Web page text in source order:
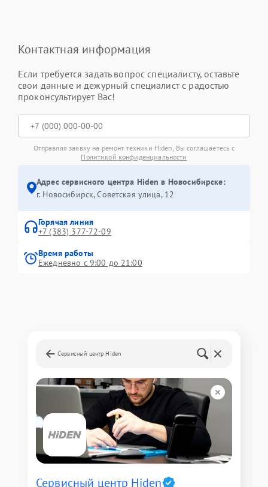
Контактная информация
Если требуется задать вопрос специалисту, оставьте
свои данные и дежурный специалист с радостью
проконсультирует Вас!
Отправляя заявку на ремонт техники Hiden, Вы соглашаетесь с
Политикой конфиденциальности
Адрес сервисного центра Hiden в Новосибирске:
г. Новосибирск, Советская улица, 12
Горячая линия
+7 (383) 377-72-09
Время работы
Ежедневно с 9:00 до 21:00
Сервисный центр Hiden
Сервисный центр Hiden